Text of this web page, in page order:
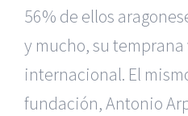
56% de ellos
y mucho, su
internacional. El
fundación, Antonio